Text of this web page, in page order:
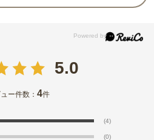
5.0
ー件数：4件
(4)
(0)